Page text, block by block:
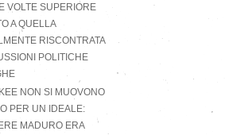
VOLTE SUPERIORE
A QUELLA
RISCONTRATA
POLITICHE
NON SI MUOVONO
PER UN IDEALE:
MADURO ERA